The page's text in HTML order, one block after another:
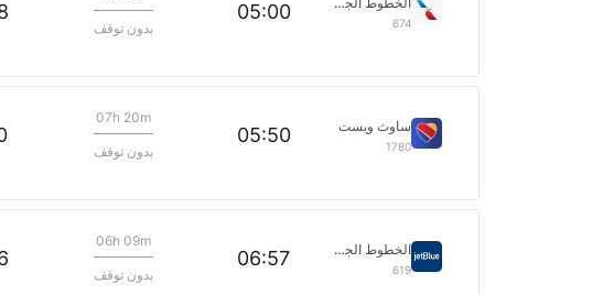
674
05:00
بدون توقف
ساوث ويست
1780
05:50
07h 20m
بدون توقف
الخطوط الجوية جيت بلو
619
06:57
06h 09m
بدون توقف